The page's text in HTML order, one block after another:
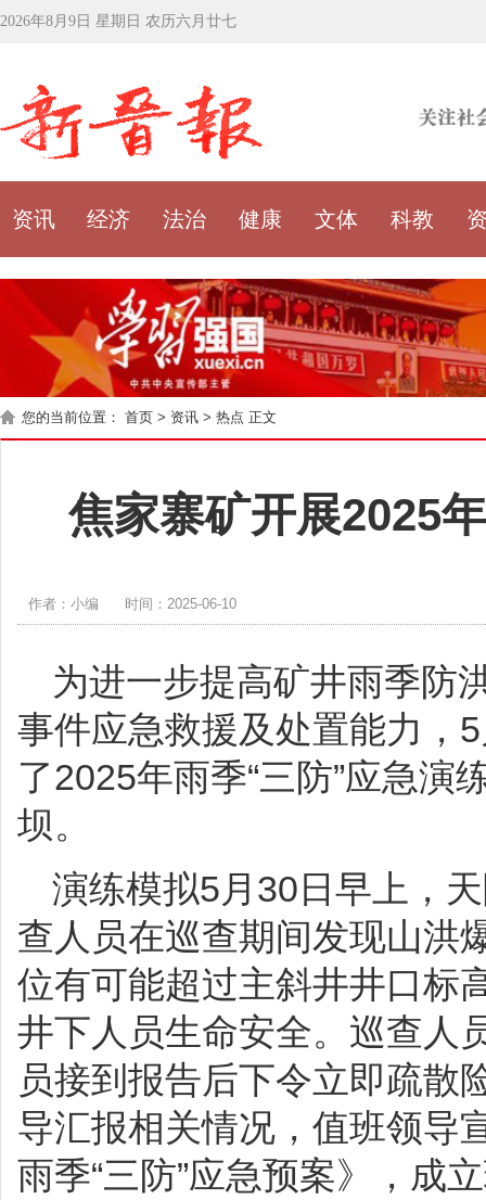
2026年8月9日 星期日 农历六月廿七
资讯 经济 法治 健康 文体 科教
您的当前位置： 首页 > 资讯 > 热点 正文
焦家寨矿开展2025
作者：小编 时间：2025-06-10
为进一步提高矿井雨季防
事件应急救援及处置能力，
了2025年雨季“三防”应急演
坝。
演练模拟5月30日早上，
查人员在巡查期间发现山洪
位有可能超过主斜井井口标
井下人员生命安全。巡查人
员接到报告后下令立即疏散
导汇报相关情况，值班领导
雨季“三防”应急预案》，成